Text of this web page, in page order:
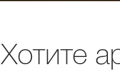
Хотите